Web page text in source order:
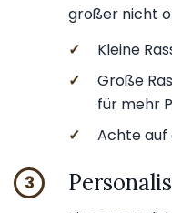
großer nicht
✓
Kleine
✓
Große
für mehr
✓
Achte auf
3